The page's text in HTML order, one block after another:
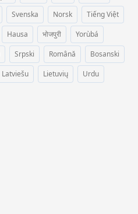
Svenska Norsk
Tiếng Việt
Hausa भोजपुरी
Yorùbá
Srpski Română
Bosanski
Latviešu Lietuvių Urdu